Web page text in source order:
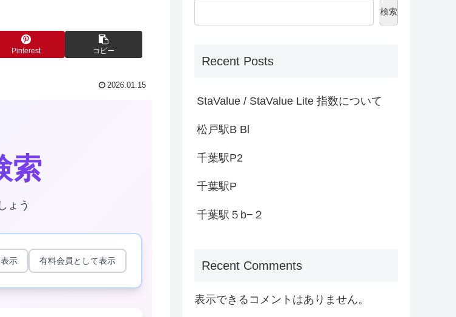
Pinterest コピー
2026.01.15
索
ょう
示 有料会員として表示
検索
Recent Posts
StaValue / StaValue Lite 指数について
松戸駅B Bl
千葉駅P2
千葉駅P
千葉駅５b−２
Recent Comments
表示できるコメントはありません。